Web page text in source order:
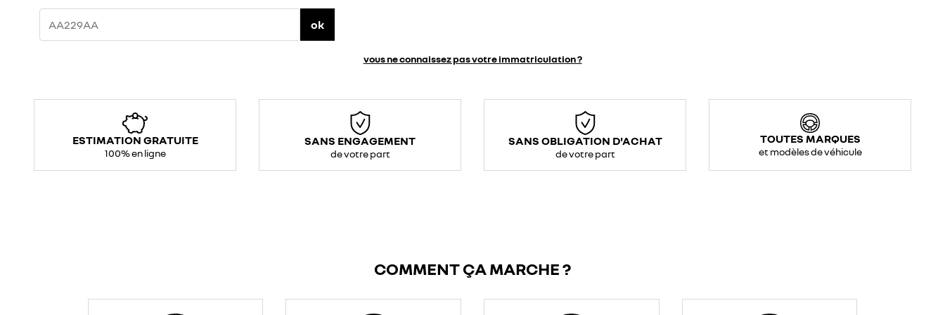
ok
vous ne connaissez pas votre immatriculation ?
ESTIMATION GRATUITE
100% en ligne
SANS ENGAGEMENT
de votre part
SANS OBLIGATION D'ACHAT
de votre part
TOUTES MARQUES
et modèles de véhicule
COMMENT ÇA MARCHE ?